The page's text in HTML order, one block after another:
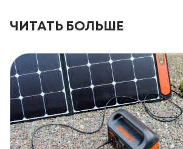
ЧИТАТЬ БОЛЬШЕ